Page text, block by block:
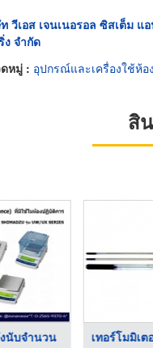
วีเอส เจนเนอรอล ซิสเต็ม แ
ง จำกัด
หมู่ : อุปกรณ์และเครื่องใช้ห้อ
สิ
นับจำนวน